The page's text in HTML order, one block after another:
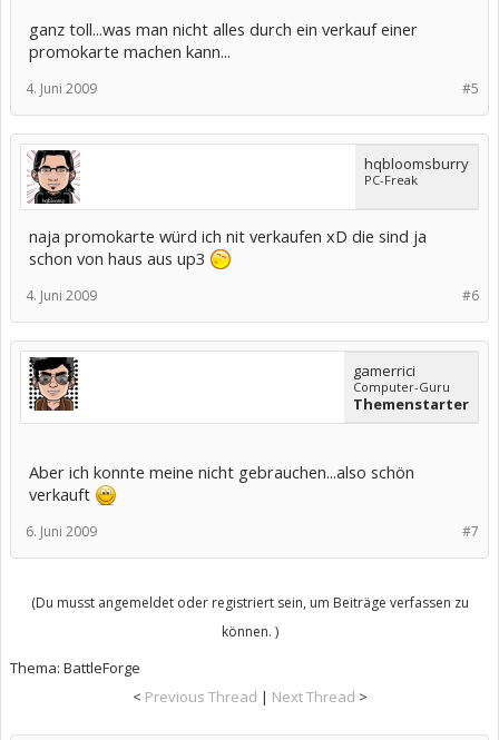
ganz toll...was man nicht alles durch ein verkauf einer
promokarte machen kann...
#5
4. Juni 2009
hqbloomsburry
PC-Freak
naja promokarte würd ich nit verkaufen xD die sind ja
schon von haus aus up3
#6
4. Juni 2009
gamerrici
Computer-Guru
Themenstarter
Aber ich konnte meine nicht gebrauchen...also schön
verkauft
#7
6. Juni 2009
(Du musst angemeldet oder registriert sein, um Beiträge verfassen zu
können. )
Thema: BattleForge
< Previous Thread | Next Thread >